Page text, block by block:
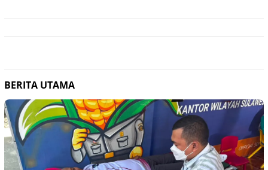
BERITA UTAMA